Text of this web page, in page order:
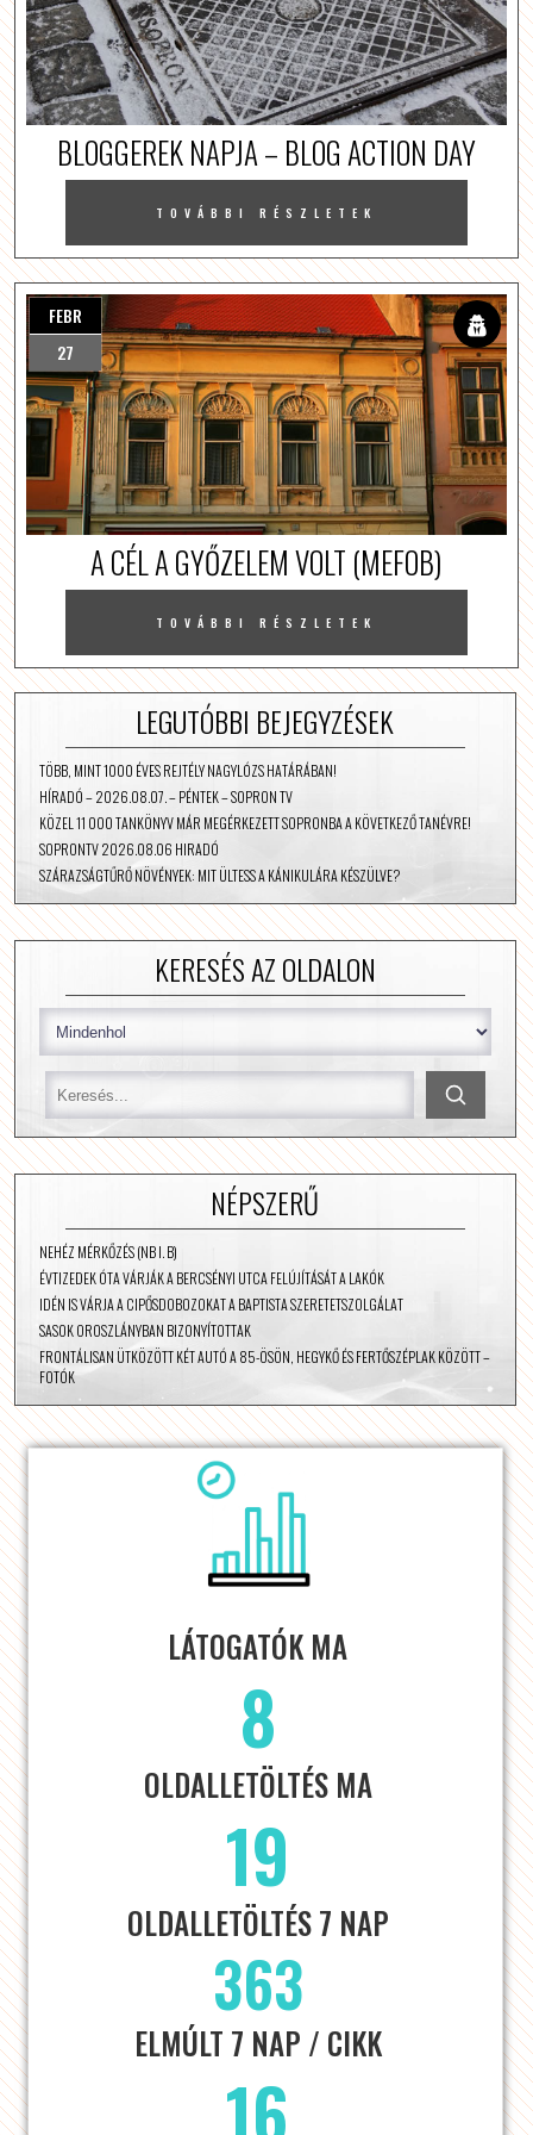
BLOGGEREK NAPJA – BLOG ACTION DAY
TOVÁBBI RÉSZLETEK
FEBR
27
A CÉL A GYŐZELEM VOLT (MEFOB)
TOVÁBBI RÉSZLETEK
LEGUTÓBBI BEJEGYZÉSEK
TÖBB, MINT 1000 ÉVES REJTÉLY NAGYLÓZS HATÁRÁBAN!
HÍRADÓ – 2026.08.07. – PÉNTEK – SOPRON TV
KÖZEL 11 000 TANKÖNYV MÁR MEGÉRKEZETT SOPRONBA A KÖVETKEZŐ TANÉVRE!
SOPRONTV 2026.08.06 HIRADÓ
SZÁRAZSÁGTŰRŐ NÖVÉNYEK: MIT ÜLTESS A KÁNIKULÁRA KÉSZÜLVE?
KERESÉS AZ OLDALON
NÉPSZERŰ
NEHÉZ MÉRKŐZÉS (NB I. B)
ÉVTIZEDEK ÓTA VÁRJÁK A BERCSÉNYI UTCA FELÚJÍTÁSÁT A LAKÓK
IDÉN IS VÁRJA A CIPŐSDOBOZOKAT A BAPTISTA SZERETETSZOLGÁLAT
SASOK OROSZLÁNYBAN BIZONYÍTOTTAK
FRONTÁLISAN ÜTKÖZÖTT KÉT AUTÓ A 85-ÖSÖN, HEGYKŐ ÉS FERTŐSZÉPLAK KÖZÖTT –
FOTÓK
LÁTOGATÓK MA
8
OLDALLETÖLTÉS MA
19
OLDALLETÖLTÉS 7 NAP
363
ELMÚLT 7 NAP / CIKK
16